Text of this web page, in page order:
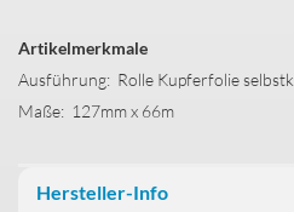
Artikelmerkmale
Ausführung: Rolle Kupferfolie
Maße: 127mm x 66m
Hersteller-Info